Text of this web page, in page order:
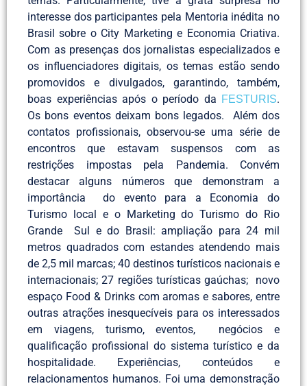
interesse dos participantes pela Mentoria inédita no
Brasil sobre o City Marketing e Economia Criativa.
Com as presenças dos jornalistas especializados e
os influenciadores digitais, os temas estão sendo
promovidos e divulgados, garantindo, também,
boas experiências após o período da FESTURIS.
Os bons eventos deixam bons legados. Além dos
contatos profissionais, observou-se uma série de
encontros que estavam suspensos com as
restrições impostas pela Pandemia. Convém
destacar alguns números que demonstram a
importância do evento para a Economia do
Turismo local e o Marketing do Turismo do Rio
Grande Sul e do Brasil: ampliação para 24 mil
metros quadrados com estandes atendendo mais
de 2,5 mil marcas; 40 destinos turísticos nacionais e
internacionais; 27 regiões turísticas gaúchas; novo
espaço Food & Drinks com aromas e sabores, entre
outras atrações inesquecíveis para os interessados
em viagens, turismo, eventos, negócios e
qualificação profissional do sistema turístico e da
hospitalidade. Experiências, conteúdos e
relacionamentos humanos. Foi uma demonstração